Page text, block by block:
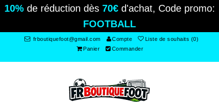
10%de réduction dès 70€d'achat, Code promo:
FOOTBALL
frboutiquefoot@gmail.com Compte
Liste de souhaits (0)
Panier
Commander